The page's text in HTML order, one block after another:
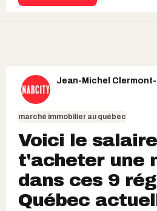
Jean-Michel
marché immobilier au québec
Voici le
t'acheter une
dans ces 9
Québec